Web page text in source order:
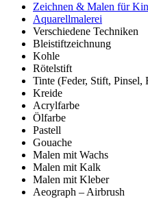
Zeichnen & Malen für
Aquarellmalerei
Verschiedene Techniken
Bleistiftzeichnung
Kohle
Rötelstift
Tinte (Feder, Stift, Pinsel,
Kreide
Acrylfarbe
Ölfarbe
Pastell
Gouache
Malen mit Wachs
Malen mit Kalk
Malen mit Kleber
Aeograph – Airbrush